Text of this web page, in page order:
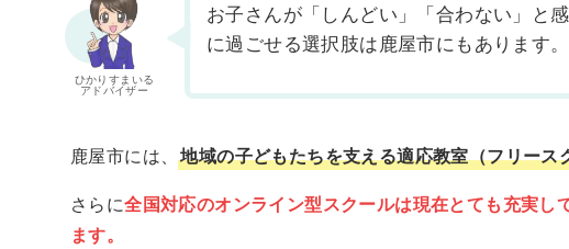
ひかりすまいる
アドバイザー
お子さんが「しんどい」「合わない」と
に過ごせる選択肢は鹿屋市にもあります。
鹿屋市には、地域の子どもたちを支える適応教室（フリース
さらに全国対応のオンライン型スクールは現在とても充実
ます。